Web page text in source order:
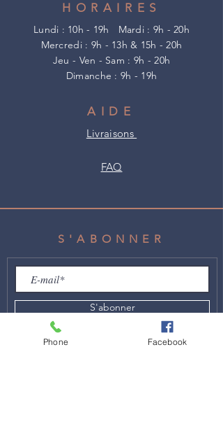
HORAIRES
Lundi : 10h - 19h Mardi : 9h - 20h
Mercredi : 9h - 13h & 15h - 20h
Jeu - Ven - Sam : 9h - 20h
​Dimanche : 9h - 19h
AIDE
Livraisons
FAQ
S'ABONNER
S'abonner
Phone Facebook